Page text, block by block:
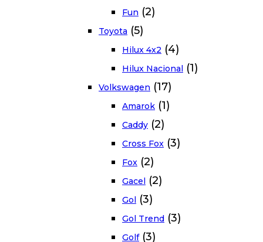
Fun (2)
Toyota (5)
Hilux 4x2 (4)
Hilux Nacional (1)
Volkswagen (17)
Amarok (1)
Caddy (2)
Cross Fox (3)
Fox (2)
Gacel (2)
Gol (3)
Gol Trend (3)
Golf (3)